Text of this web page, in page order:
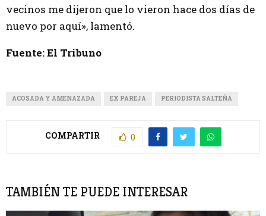
vecinos me dijeron que lo vieron hace dos días de
nuevo por aquí», lamentó.
Fuente: El Tribuno
ACOSADA Y AMENAZADA EX PAREJA PERIODISTA SALTEÑA
COMPARTIR 0
TAMBIÉN TE PUEDE INTERESAR